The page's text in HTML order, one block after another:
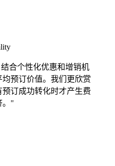
合个性化优惠和增销机
预订价值。我们更欣赏
订成功转化时才产生费
。"